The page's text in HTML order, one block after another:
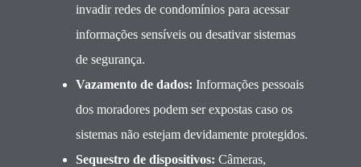
invadir redes de condomínios para acessar
informações sensíveis ou desativar sistemas
de segurança.
Vazamento de dados: Informações pessoais
dos moradores podem ser expostas caso os
sistemas não estejam devidamente protegidos.
Sequestro de dispositivos: Câmeras,